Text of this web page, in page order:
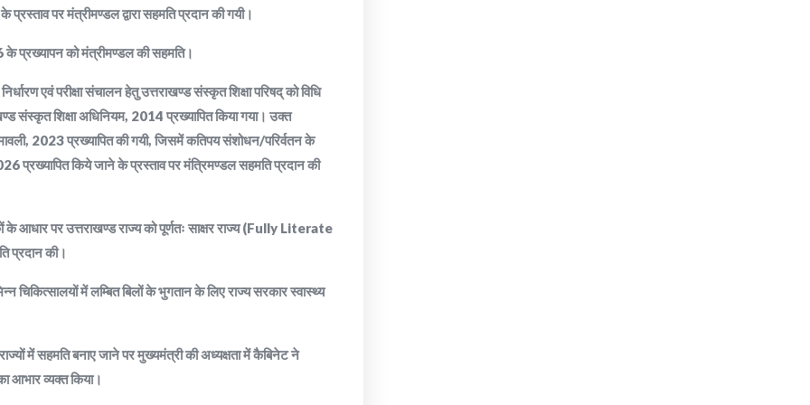
पर मंत्रीमण्डल द्वारा सहमति प्रदान की गयी।
के प्रख्यापन को मंत्रीमण्डल की सहमति।
एवं परीक्षा संचालन हेतु उत्तराखण्ड संस्कृत शिक्षा परिषद् को विधि
संस्कृत शिक्षा अधिनियम, 2014 प्रख्यापित किया गया। उक्त
2023 प्रख्यापित की गयी, जिसमें कतिपय संशोधन/परिर्वतन के
प्रख्यापित किये जाने के प्रस्ताव पर मंत्रिमण्डल सहमति प्रदान की
के आधार पर उत्तराखण्ड राज्य को पूर्णतः साक्षर राज्य (Fully Literate
प्रदान की।
चिकित्सालयों में लम्बित बिलों के भुगतान के लिए राज्य सरकार स्वास्थ्य
में सहमति बनाए जाने पर मुख्यमंत्री की अध्यक्षता में कैबिनेट ने
आभार व्यक्त किया।